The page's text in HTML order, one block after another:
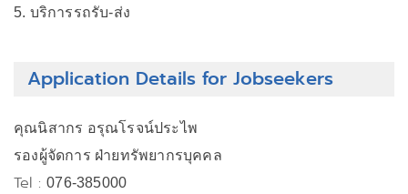
5. บริการรถรับ-ส่ง
Application Details for Jobseekers
คุณนิสากร อรุณโรจน์ประไพ
รองผู้จัดการ ฝ่ายทรัพยากรบุคคล
Tel :076-385000